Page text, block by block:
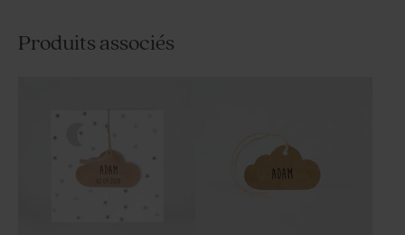
Produits associés